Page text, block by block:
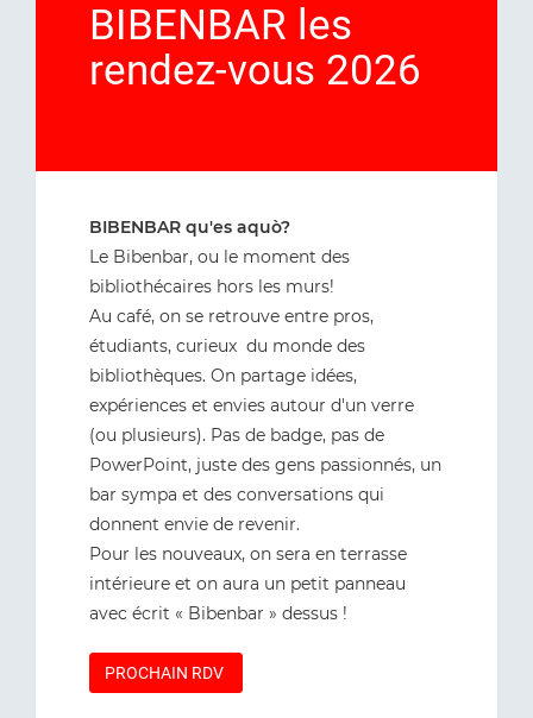
BIBENBAR les
rendez-vous 2026
BIBENBAR qu'es aquò?
Le Bibenbar, ou le moment des
bibliothécaires hors les murs!
Au café, on se retrouve entre pros,
étudiants, curieux du monde des
bibliothèques. On partage idées,
expériences et envies autour d'un verre
(ou plusieurs). Pas de badge, pas de
PowerPoint, juste des gens passionnés, un
bar sympa et des conversations qui
donnent envie de revenir.
Pour les nouveaux, on sera en terrasse
intérieure et on aura un petit panneau
avec écrit « Bibenbar » dessus !
PROCHAIN RDV